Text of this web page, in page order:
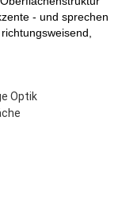
- und sprechen
Optik